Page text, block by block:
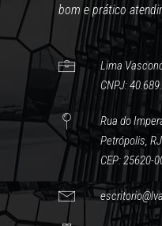
bom e prático
Lima
CNPJ:
Rua do
Petrópolis, RJ
CEP: 25620-